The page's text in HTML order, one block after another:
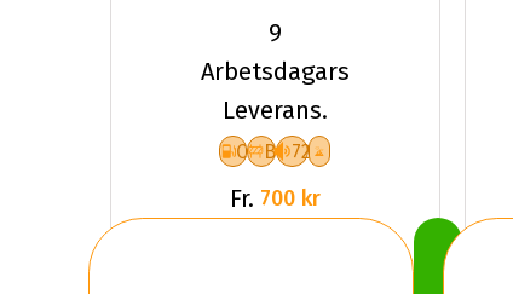
ROADHOG
RGAS02
XL
9
Arbetsdagars
Leverans.
C B 72
Fr. 700 kr